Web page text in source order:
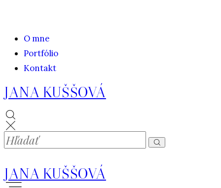
O mne
Portfólio
Kontakt
JANA KUŠŠOVÁ
JANA KUŠŠOVÁ